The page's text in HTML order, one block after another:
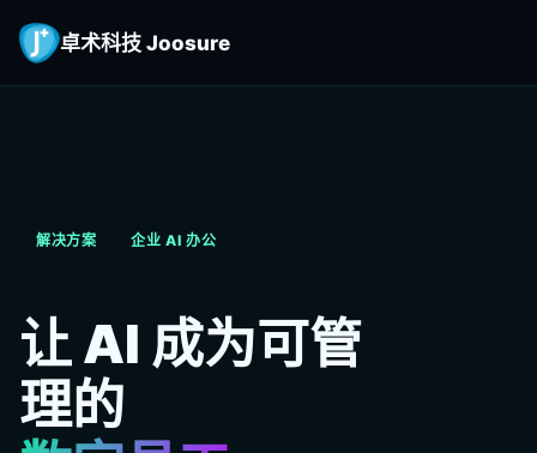
卓术科技 Joosure
解决方案 企业 AI 办公
让 AI 成为可管
理的